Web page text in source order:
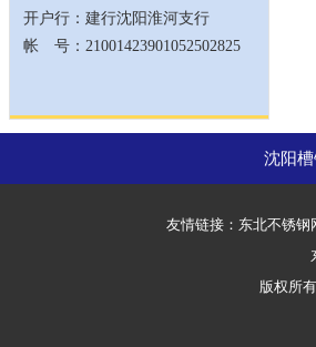
开户行：建行沈阳淮河支行
帐 号：21001423901052502825
沈阳
友情链接： 东北不锈钢
版权所